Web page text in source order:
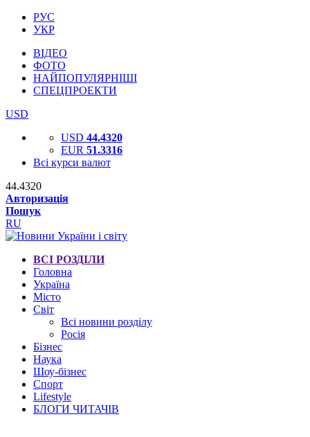
РУС
УКР
ВІДЕО
ФОТО
НАЙПОПУЛЯРНІШІ
СПЕЦПРОЕКТИ
USD
USD 44.4320
EUR 51.3316
Всі курси валют
44.4320
Авторизація
Пошук
RU
ВСІ РОЗДІЛИ
Головна
Україна
Місто
Світ
Всі новини розділу
Росія
Бізнес
Наука
Шоу-бізнес
Спорт
Lifestyle
БЛОГИ ЧИТАЧІВ